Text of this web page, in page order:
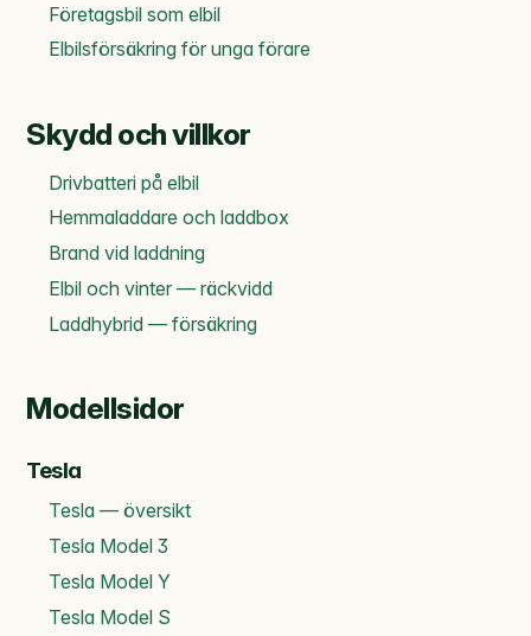
Företagsbil som elbil
Elbilsförsäkring för unga förare
Skydd och villkor
Drivbatteri på elbil
Hemmaladdare och laddbox
Brand vid laddning
Elbil och vinter — räckvidd
Laddhybrid — försäkring
Modellsidor
Tesla
Tesla — översikt
Tesla Model 3
Tesla Model Y
Tesla Model S